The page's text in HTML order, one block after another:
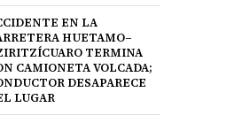
EN LA
HUETAMO–
TERMINA
CAMIONETA VOLCADA;
DESAPARECE
LUGAR